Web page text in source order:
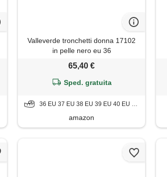
Valleverde tronchetti donna 17102
in pelle nero eu 36
65,40 €
Sped. gratuita
36 EU 37 EU 38 EU 39 EU 40 EU 41 EU
amazon